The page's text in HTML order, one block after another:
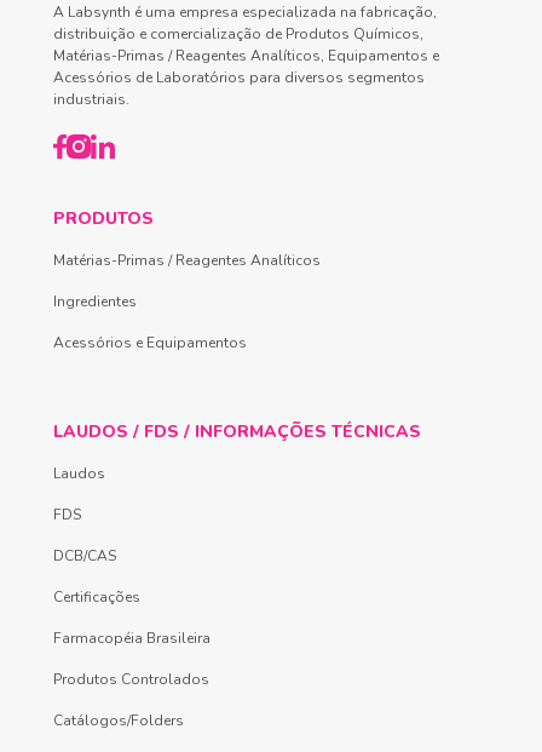
A Labsynth é uma empresa especializada na fabricação,
distribuição e comercialização de Produtos Químicos,
Matérias-Primas / Reagentes Analíticos, Equipamentos e
Acessórios de Laboratórios para diversos segmentos
industriais.
PRODUTOS
Matérias-Primas / Reagentes Analíticos
Ingredientes
Acessórios e Equipamentos
LAUDOS / FDS / INFORMAÇÕES TÉCNICAS
Laudos
FDS
DCB/CAS
Certificações
Farmacopéia Brasileira
Produtos Controlados
Catálogos/Folders